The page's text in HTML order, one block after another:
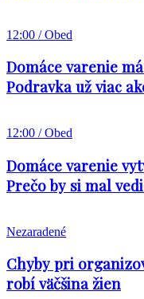
12:00 / Obed
Domáce varenie
Podravka už viac
12:00 / Obed
Domáce varenie
Prečo by si mal
Nezaradené
Chyby pri
robí väčšina žien